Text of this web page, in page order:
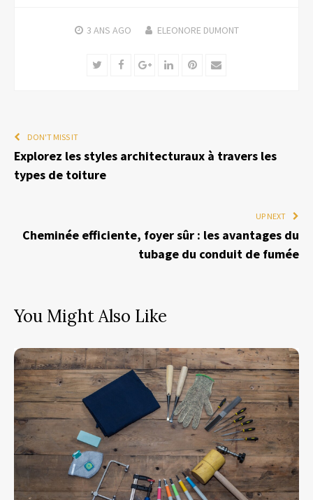
3 ANS AGO ELEONORE DUMONT
TwitterFacebookGoogle+LinkedInPinterest
Email
DON'T MISS IT
Explorez les styles architecturaux à travers les
types de toiture
UP NEXT
Cheminée efficiente, foyer sûr : les avantages du
tubage du conduit de fumée
You Might Also Like